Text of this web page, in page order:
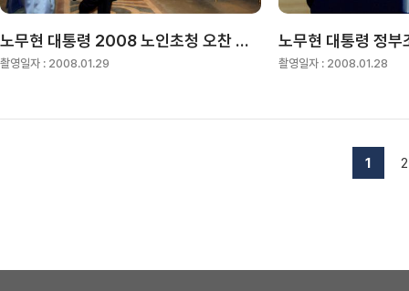
노무현 대통령 2008 노인초청 오찬 간담회
촬영일자 : 2008.01.29 촬영일자 : 2008.01.28
1 2